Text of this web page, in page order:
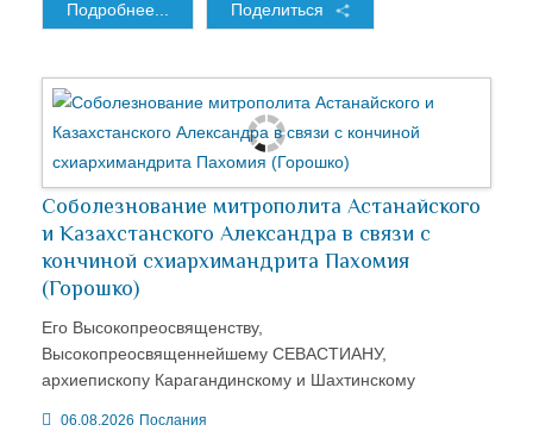
Подробнее... Поделиться
Соболезнование митрополита Астанайского
и Казахстанского Александра в связи с
кончиной схиархимандрита Пахомия
(Горошко)
Его Высокопреосвященству,
Высокопреосвященнейшему СЕВАСТИАНУ,
архиепископу Карагандинскому и Шахтинскому
06.08.2026 Послания